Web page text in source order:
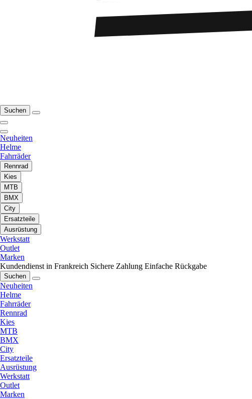
Suchen
Neuheiten
Helme
Fahrräder
Rennrad
Kies
MTB
BMX
City
Ersatzteile
Ausrüstung
Werkstatt
Outlet
Marken
Kundendienst in Frankreich Sichere Zahlung Einfache Rückgabe
Suchen
Neuheiten
Helme
Fahrräder
Rennrad
Kies
MTB
BMX
City
Ersatzteile
Ausrüstung
Werkstatt
Outlet
Marken